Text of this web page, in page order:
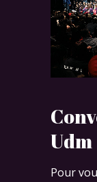
Udm
Pour